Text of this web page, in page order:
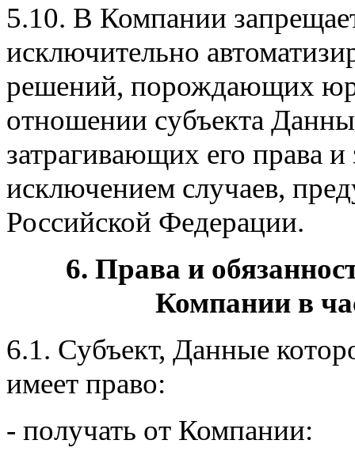
5.10. В Компании
исключительно
решений, порождающих
отношении субъекта
затрагивающих его права
исключением случаев,
Российской Федерации.
6. Права и
Компании в
6.1. Субъект, Данные
имеет право:
- получать от Компании: